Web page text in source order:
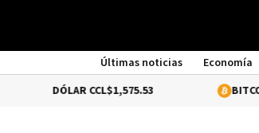
Últimas noticias Economía
$1,575.53 1.19%